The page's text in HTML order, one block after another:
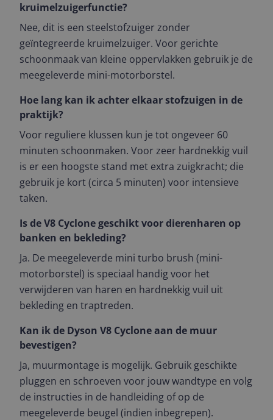
kruimelzuigerfunctie?
Nee, dit is een steelstofzuiger zonder
geïntegreerde kruimelzuiger. Voor gerichte
schoonmaak van kleine oppervlakken gebruik je de
meegeleverde mini-motorborstel.
Hoe lang kan ik achter elkaar stofzuigen in de
praktijk?
Voor reguliere klussen kun je tot ongeveer 60
minuten schoonmaken. Voor zeer hardnekkig vuil
is er een hoogste stand met extra zuigkracht; die
gebruik je kort (circa 5 minuten) voor intensieve
taken.
Is de V8 Cyclone geschikt voor dierenharen op
banken en bekleding?
Ja. De meegeleverde mini turbo brush (mini-
motorborstel) is speciaal handig voor het
verwijderen van haren en hardnekkig vuil uit
bekleding en traptreden.
Kan ik de Dyson V8 Cyclone aan de muur
bevestigen?
Ja, muurmontage is mogelijk. Gebruik geschikte
pluggen en schroeven voor jouw wandtype en volg
de instructies in de handleiding of op de
meegeleverde beugel (indien inbegrepen).